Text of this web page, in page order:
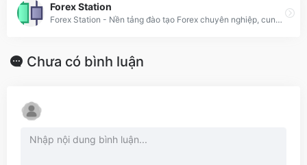
Forex Station
Forex Station - Nền tảng đào tạo Forex chuyên nghiệp, cung cấp kiến thức từ cơ bản đến nâng cao, công cụ phân tích và chiến lược giao dịch hiệu quả.
Chưa có bình luận